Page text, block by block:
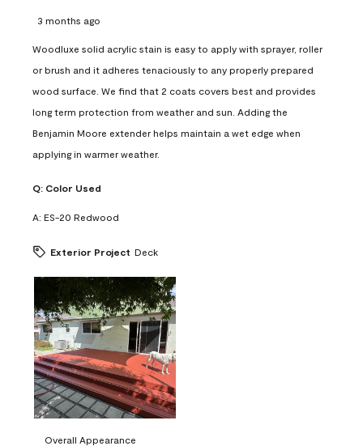
3 months ago
Woodluxe solid acrylic stain is easy to apply with sprayer, roller
or brush and it adheres tenaciously to any properly prepared
wood surface. We find that 2 coats covers best and provides
long term protection from weather and sun. Adding the
Benjamin Moore extender helps maintain a wet edge when
applying in warmer weather.
Q: Color Used
A: ES-20 Redwood
Exterior Project Deck
Overall Appearance